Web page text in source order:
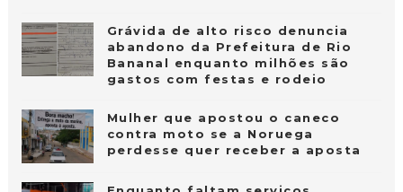
Grávida de alto risco denuncia
abandono da Prefeitura de Rio
Bananal enquanto milhões são
gastos com festas e rodeio
Mulher que apostou o caneco
contra moto se a Noruega
perdesse quer receber a aposta